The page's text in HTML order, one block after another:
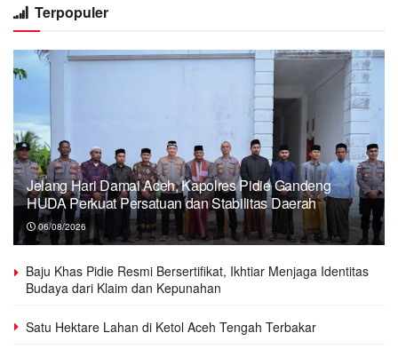
Terpopuler
Jelang Hari Damai Aceh, Kapolres Pidie Gandeng
HUDA Perkuat Persatuan dan Stabilitas Daerah
06/08/2026
Baju Khas Pidie Resmi Bersertifikat, Ikhtiar Menjaga Identitas
Budaya dari Klaim dan Kepunahan
Satu Hektare Lahan di Ketol Aceh Tengah Terbakar